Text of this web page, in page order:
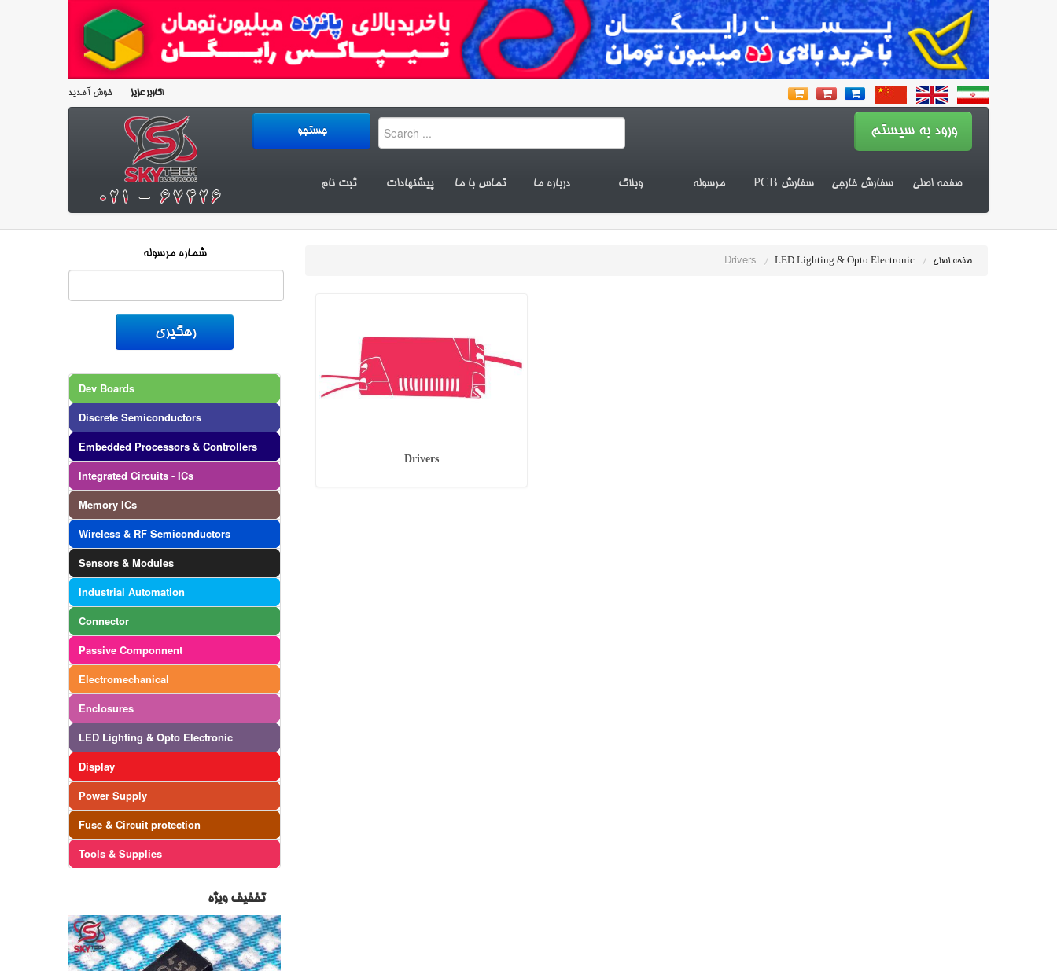
کاربر عزیزخوش آمدید!
صفحه اصلی سفارش خارجی سفارش PCB مرسوله وبلاگ درباره ما تماس با ما پیشنهادات ثبت نام
شماره مرسوله
Dev Boards
Discrete Semiconductors
Embedded Processors & Controllers
Integrated Circuits - ICs
Memory ICs
Wireless & RF Semiconductors
Sensors & Modules
Industrial Automation
Connector
Passive Componnent
Electromechanical
Enclosures
LED Lighting & Opto Electronic
Display
Power Supply
Fuse & Circuit protection
Tools & Supplies
تخفیف ویژه
صفحه اصلی /
LED Lighting & Opto Electronic
/
Drivers
Drivers